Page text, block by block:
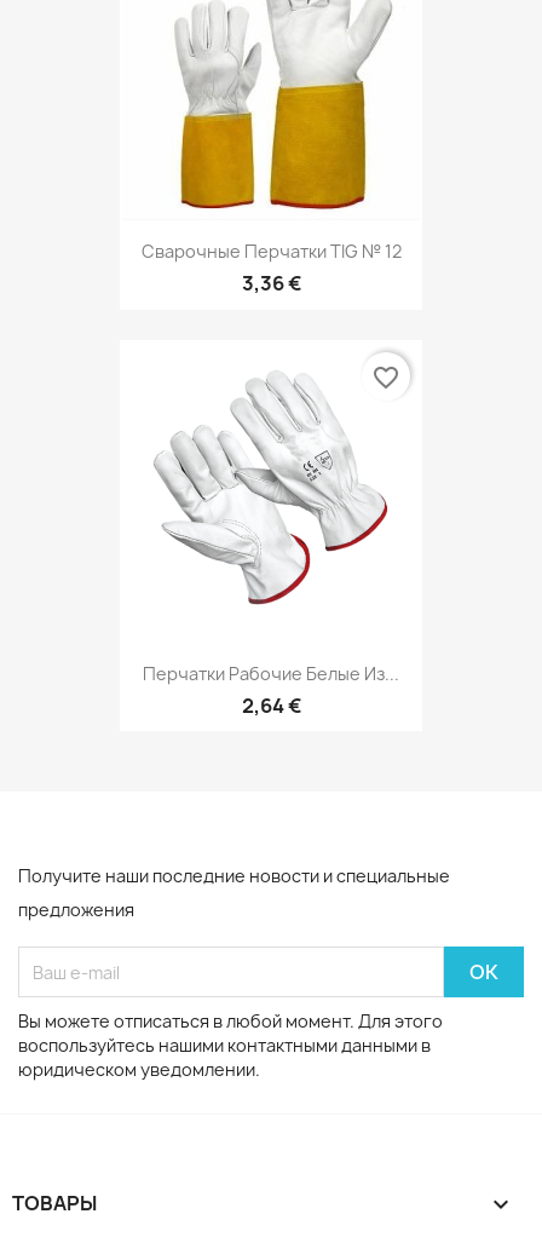
Сварочные Перчатки TIG № 12
3,36 €
Перчатки Рабочие Белые Из...
2,64 €
favorite_border
Получите наши последние новости и специальные
предложения
Вы можете отписаться в любой момент. Для этого
воспользуйтесь нашими контактными данными в
юридическом уведомлении.
ТОВАРЫ 